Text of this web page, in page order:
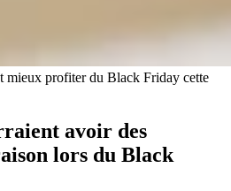
mieux profiter du Black Friday cette
avoir des
lors du Black